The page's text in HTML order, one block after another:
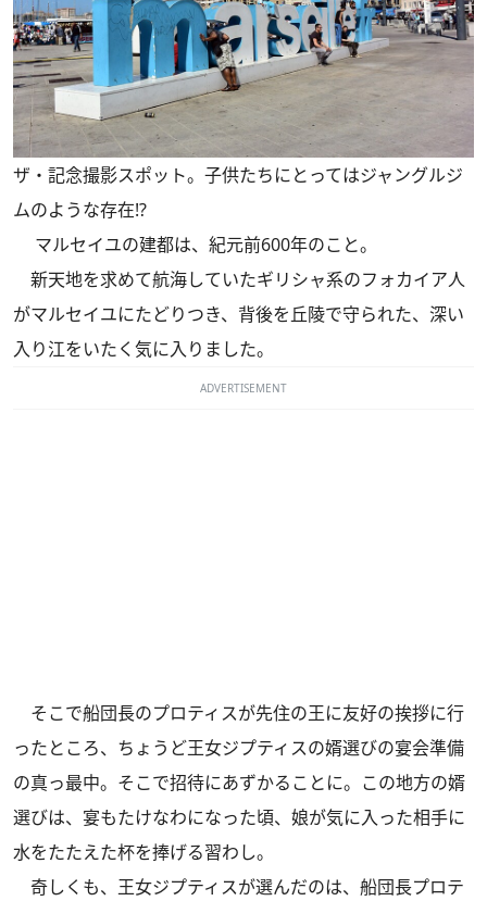
ザ・記念撮影スポット。子供たちにとってはジャングルジ
ムのような存在⁉
マルセイユの建都は、紀元前600年のこと。
新天地を求めて航海していたギリシャ系のフォカイア人
がマルセイユにたどりつき、背後を丘陵で守られた、深い
入り江をいたく気に入りました。
ADVERTISEMENT
そこで船団長のプロティスが先住の王に友好の挨拶に行
ったところ、ちょうど王女ジプティスの婿選びの宴会準備
の真っ最中。そこで招待にあずかることに。この地方の婿
選びは、宴もたけなわになった頃、娘が気に入った相手に
水をたたえた杯を捧げる習わし。
奇しくも、王女ジプティスが選んだのは、船団長プロテ